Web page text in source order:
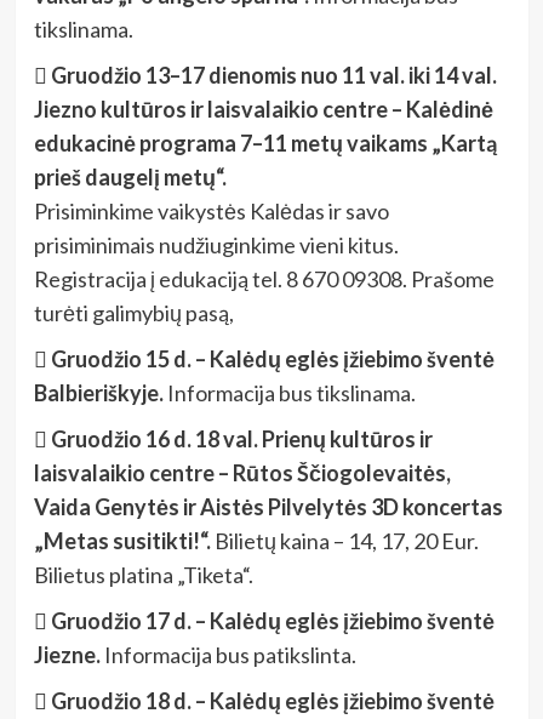
tikslinama.
 Gruodžio 13–17 dienomis nuo 11 val. iki 14 val.
Jiezno kultūros ir laisvalaikio centre – Kalėdinė
edukacinė programa 7–11 metų vaikams „Kartą
prieš daugelį metų“.
Prisiminkime vaikystės Kalėdas ir savo
prisiminimais nudžiuginkime vieni kitus.
Registracija į edukaciją tel. 8 670 09308. Prašome
turėti galimybių pasą,
 Gruodžio 15 d. – Kalėdų eglės įžiebimo šventė
Balbieriškyje. Informacija bus tikslinama.
 Gruodžio 16 d. 18 val. Prienų kultūros ir
laisvalaikio centre – Rūtos Ščiogolevaitės,
Vaida Genytės ir Aistės Pilvelytės 3D koncertas
„Metas susitikti!“.Bilietų kaina – 14, 17, 20 Eur.
Bilietus platina „Tiketa“.
 Gruodžio 17 d. – Kalėdų eglės įžiebimo šventė
Jiezne. Informacija bus patikslinta.
 Gruodžio 18 d. – Kalėdų eglės įžiebimo šventė